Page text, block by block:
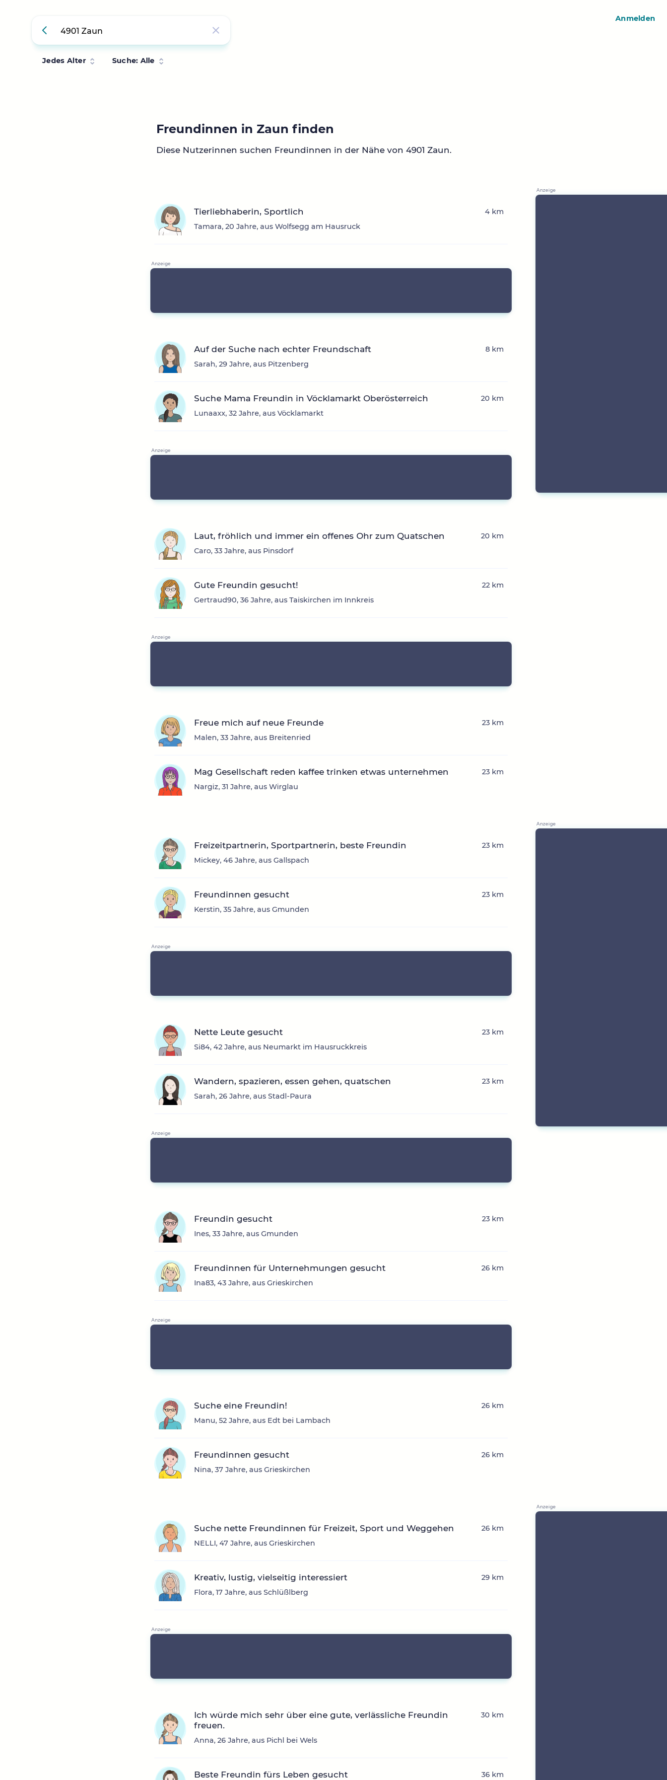
Jedes Alter Suche: Alle
Freundinnen in Zaun finden
Diese Nutzerinnen suchen Freundinnen in der Nähe von 4901 Zaun.
Tierliebhaberin, Sportlich
Tamara, 20 Jahre, aus Wolfsegg am Hausruck
4 km
Auf der Suche nach echter Freundschaft
Sarah, 29 Jahre, aus Pitzenberg
8 km
Suche Mama Freundin in Vöcklamarkt Oberösterreich
Lunaaxx, 32 Jahre, aus Vöcklamarkt
20 km
Laut, fröhlich und immer ein offenes Ohr zum Quatschen
Caro, 33 Jahre, aus Pinsdorf
20 km
Gute Freundin gesucht!
Gertraud90, 36 Jahre, aus Taiskirchen im Innkreis
22 km
Freue mich auf neue Freunde
Malen, 33 Jahre, aus Breitenried
23 km
Mag Gesellschaft reden kaffee trinken etwas unternehmen
Nargiz, 31 Jahre, aus Wirglau
23 km
Freizeitpartnerin, Sportpartnerin, beste Freundin
Mickey, 46 Jahre, aus Gallspach
23 km
Freundinnen gesucht
Kerstin, 35 Jahre, aus Gmunden
23 km
Nette Leute gesucht
Si84, 42 Jahre, aus Neumarkt im Hausruckkreis
23 km
Wandern, spazieren, essen gehen, quatschen
Sarah, 26 Jahre, aus Stadl-Paura
23 km
Freundin gesucht
Ines, 33 Jahre, aus Gmunden
23 km
Freundinnen für Unternehmungen gesucht
Ina83, 43 Jahre, aus Grieskirchen
26 km
Suche eine Freundin!
Manu, 52 Jahre, aus Edt bei Lambach
26 km
Freundinnen gesucht
Nina, 37 Jahre, aus Grieskirchen
26 km
Suche nette Freundinnen für Freizeit, Sport und Weggehen
NELLI, 47 Jahre, aus Grieskirchen
26 km
Kreativ, lustig, vielseitig interessiert
Flora, 17 Jahre, aus Schlüßlberg
29 km
Ich würde mich sehr über eine gute, verlässliche Freundin
freuen.
Anna, 26 Jahre, aus Pichl bei Wels
30 km
Beste Freundin fürs Leben gesucht 36 km
Anmelden